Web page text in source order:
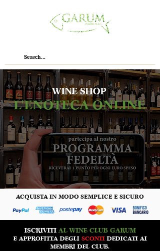
WINE SHOP
L'ENOTECA ONLINE
ACQUISTA IN MODO SEMPLICE E SICURO
ISCRIVITIAL WINE CLUB GARUM
E APPROFITTA DEGLI SCONTIDEDICATI AI
MEMBRI DEL CLUB.